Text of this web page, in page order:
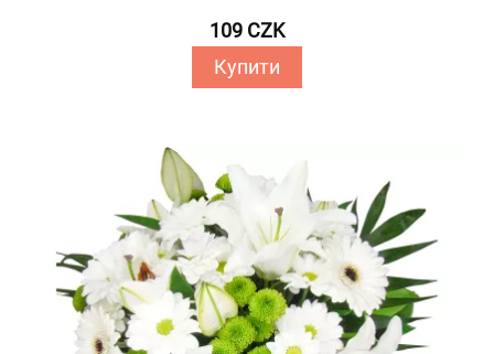
109 CZK
Купити